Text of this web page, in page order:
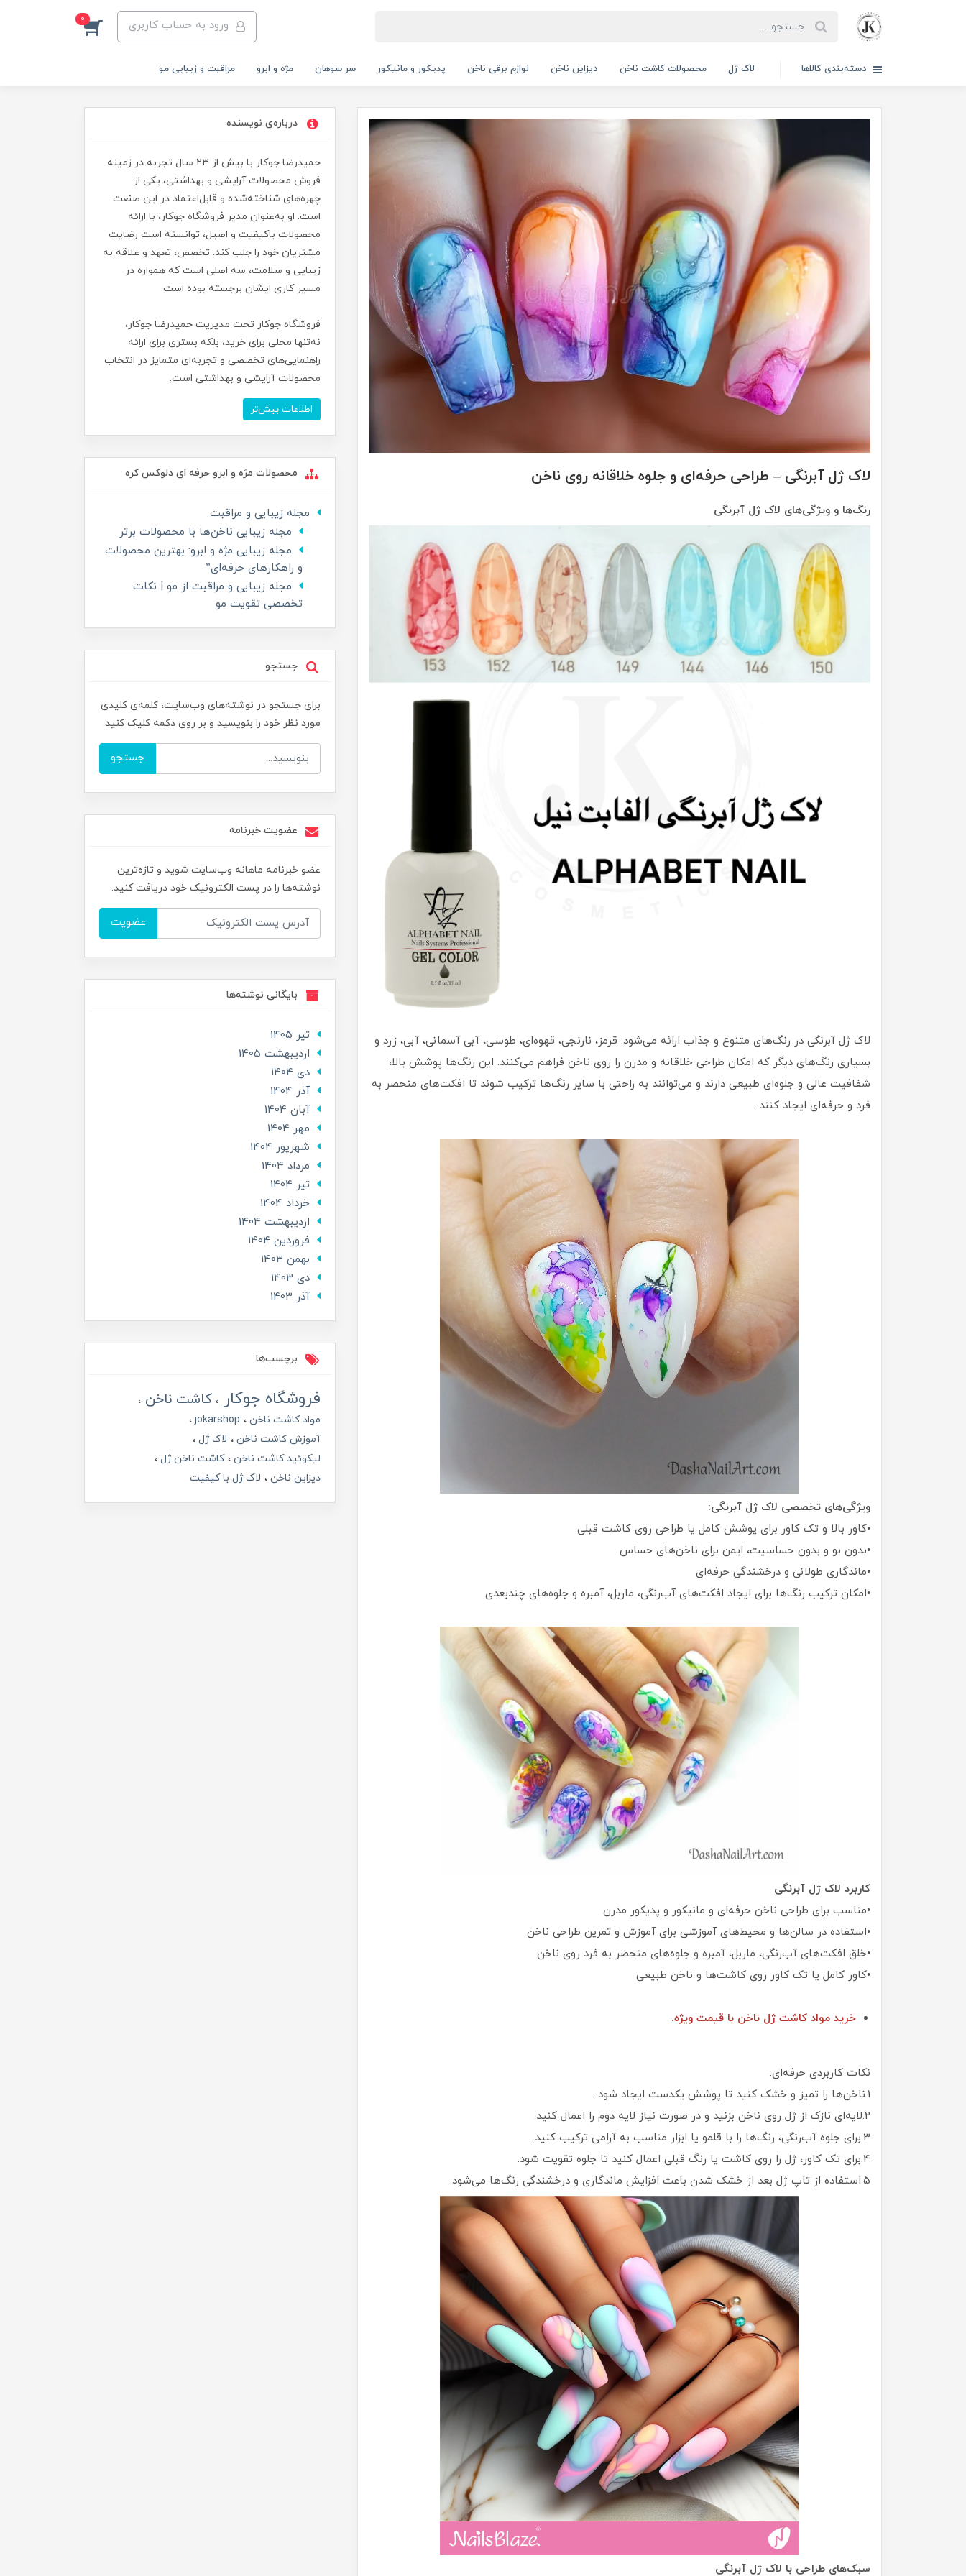
ورود به حساب کاربری 0
دسته‌بندی کالاها لاک ژل محصولات کاشت ناخن دیزاین ناخن لوازم برقی ناخن پدیکور و مانیکور سر سوهان مژه و ابرو مراقبت و زیبایی مو
لاک ژل آبرنگی – طراحی حرفه‌ای و جلوه خلاقانه روی ناخن
رنگ‌ها و ویژگی‌های لاک ژل آبرنگی
لاک ژل آبرنگی در رنگ‌های متنوع و جذاب ارائه می‌شود: قرمز، نارنجی، قهوه‌ای، طوسی، آبی آسمانی، آبی، زرد و
بسیاری رنگ‌های دیگر که امکان طراحی خلاقانه و مدرن را روی ناخن فراهم می‌کنند. این رنگ‌ها پوشش بالا،
شفافیت عالی و جلوه‌ای طبیعی دارند و می‌توانند به راحتی با سایر رنگ‌ها ترکیب شوند تا افکت‌های منحصر به
فرد و حرفه‌ای ایجاد کنند.
ویژگی‌های تخصصی لاک ژل آبرنگی:
•کاور بالا و تک کاور برای پوشش کامل یا طراحی روی کاشت قبلی
•بدون بو و بدون حساسیت، ایمن برای ناخن‌های حساس
•ماندگاری طولانی و درخشندگی حرفه‌ای
•امکان ترکیب رنگ‌ها برای ایجاد افکت‌های آب‌رنگی، ماربل، آمبره و جلوه‌های چندبعدی
کاربرد لاک ژل آبرنگی
•مناسب برای طراحی ناخن حرفه‌ای و مانیکور و پدیکور مدرن
•استفاده در سالن‌ها و محیط‌های آموزشی برای آموزش و تمرین طراحی ناخن
•خلق افکت‌های آب‌رنگی، ماربل، آمبره و جلوه‌های منحصر به فرد روی ناخن
•کاور کامل یا تک کاور روی کاشت‌ها و ناخن طبیعی
خرید مواد کاشت ژل ناخن با قیمت ویژه.
نکات کاربردی حرفه‌ای:
1.ناخن‌ها را تمیز و خشک کنید تا پوشش یکدست ایجاد شود.
2.لایه‌ای نازک از ژل روی ناخن بزنید و در صورت نیاز لایه دوم را اعمال کنید.
3.برای جلوه آب‌رنگی، رنگ‌ها را با قلمو یا ابزار مناسب به آرامی ترکیب کنید.
4.برای تک کاور، ژل را روی کاشت یا رنگ قبلی اعمال کنید تا جلوه تقویت شود.
5.استفاده از تاپ ژل بعد از خشک شدن باعث افزایش ماندگاری و درخشندگی رنگ‌ها می‌شود.
سبک‌های طراحی با لاک ژل آبرنگی
درباره‌ی نویسنده
حمیدرضا جوکار با بیش از ۲۳ سال تجربه در زمینه
فروش محصولات آرایشی و بهداشتی، یکی از
چهره‌های شناخته‌شده و قابل‌اعتماد در این صنعت
است. او به‌عنوان مدیر فروشگاه جوکار، با ارائه
محصولات باکیفیت و اصیل، توانسته است رضایت
مشتریان خود را جلب کند. تخصص، تعهد و علاقه به
زیبایی و سلامت، سه اصلی است که همواره در
مسیر کاری ایشان برجسته بوده است.
فروشگاه جوکار تحت مدیریت حمیدرضا جوکار،
نه‌تنها محلی برای خرید، بلکه بستری برای ارائه
راهنمایی‌های تخصصی و تجربه‌ای متمایز در انتخاب
محصولات آرایشی و بهداشتی است.
اطلاعات بیش‌تر
محصولات مژه و ابرو حرفه ای دلوکس کره
مجله زیبایی و مراقبت
مجله زیبایی ناخن‌ها با محصولات برتر
مجله زیبایی مژه و ابرو: بهترین محصولات
و راهکارهای حرفه‌ای”
مجله زیبایی و مراقبت از مو | نکات
تخصصی تقویت مو
جستجو
برای جستجو در نوشته‌های وب‌سایت، کلمه‌ی کلیدی
مورد نظر خود را بنویسید و بر روی دکمه کلیک کنید.
جستجو
عضویت خبرنامه
عضو خبرنامه ماهانه وب‌سایت شوید و تازه‌ترین
نوشته‌ها را در پست الکترونیک خود دریافت کنید.
عضویت
بایگانی نوشته‌ها
تير 1405
ارديبهشت 1405
دی 1404
آذر 1404
آبان 1404
مهر 1404
شهریور 1404
مرداد 1404
تير 1404
خرداد 1404
ارديبهشت 1404
فروردین 1404
بهمن 1403
دی 1403
آذر 1403
برچسب‌ها
فروشگاه جوکار کاشت ناخن
مواد کاشت ناخن
jokarshop
آموزش کاشت ناخن
لاک ژل
لیکوئید کاشت ناخن
کاشت ناخن ژل
دیزاین ناخن
لاک ژل با کیفیت